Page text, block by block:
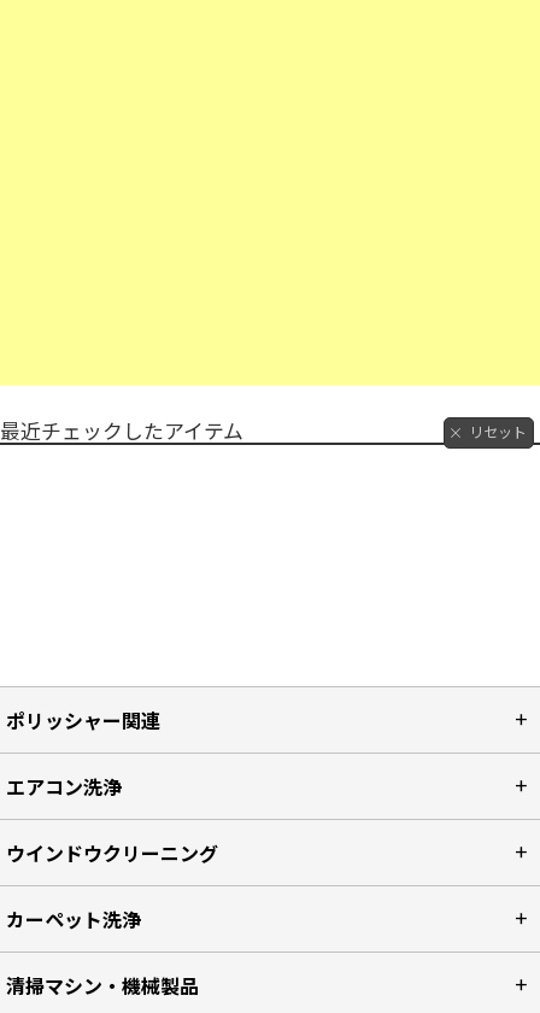
最近チェックしたアイテム リセット
ポリッシャー関連
エアコン洗浄
ウインドウクリーニング
カーペット洗浄
清掃マシン・機械製品